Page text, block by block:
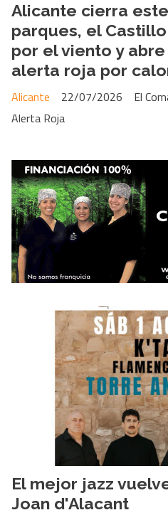
Alicante cierra
parques, el
por el viento y abre
alerta roja por
El
Alicante
22/07/2026
Alerta Roja
El mejor jazz
Joan d'Alacant